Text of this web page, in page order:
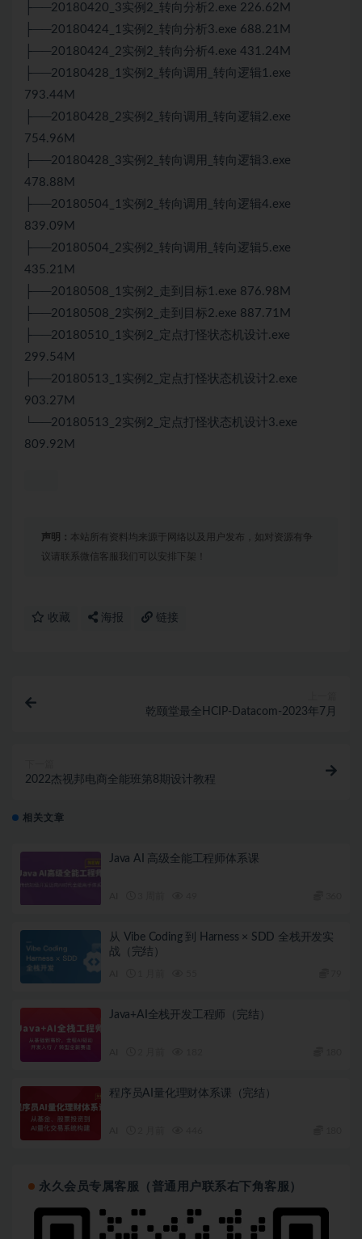
├──20180420_3实例2_转向分析2.exe 226.62M
├──20180424_1实例2_转向分析3.exe 688.21M
├──20180424_2实例2_转向分析4.exe 431.24M
├──20180428_1实例2_转向调用_转向逻辑1.exe
793.44M
├──20180428_2实例2_转向调用_转向逻辑2.exe
754.96M
├──20180428_3实例2_转向调用_转向逻辑3.exe
478.88M
├──20180504_1实例2_转向调用_转向逻辑4.exe
839.09M
├──20180504_2实例2_转向调用_转向逻辑5.exe
435.21M
├──20180508_1实例2_走到目标1.exe 876.98M
├──20180508_2实例2_走到目标2.exe 887.71M
├──20180510_1实例2_定点打怪状态机设计.exe
299.54M
├──20180513_1实例2_定点打怪状态机设计2.exe
903.27M
└──20180513_2实例2_定点打怪状态机设计3.exe
809.92M
声明： 本站所有资料均来源于网络以及用户发布，如对资源有争
议请联系微信客服我们可以安排下架！
收藏 海报 链接
乾颐堂最全HCIP-Datacom-2023年7月
2022杰视邦电商全能班第8期设计教程
相关文章
Java AI 高级全能工程师体系课
从 Vibe Coding 到 Harness × SDD 全栈开发实
战（完结）
Java+AI全栈开发工程师（完结）
程序员AI量化理财体系课（完结）
永久会员专属客服（普通用户联系右下角客服）